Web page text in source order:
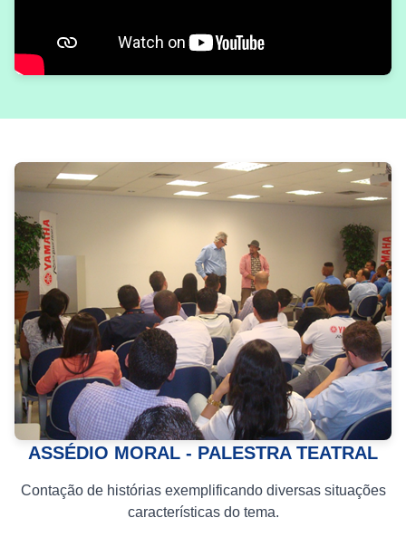
ASSÉDIO MORAL - PALESTRA TEATRAL
Contação de histórias exemplificando diversas situações
características do tema.